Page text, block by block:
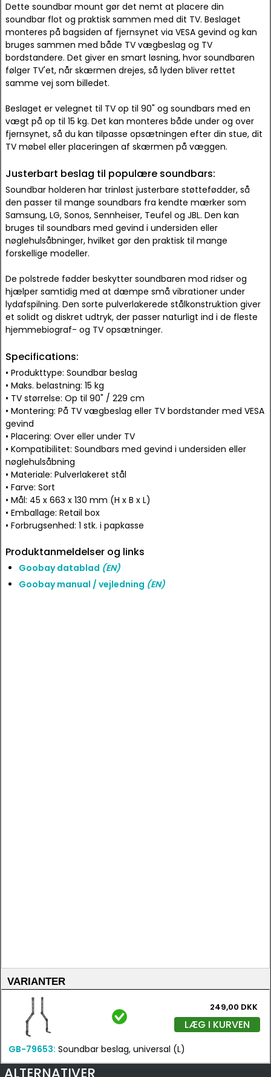
Dette soundbar mount gør det nemt at placere din
soundbar flot og praktisk sammen med dit TV. Beslaget
monteres på bagsiden af fjernsynet via VESA gevind og kan
bruges sammen med både TV vægbeslag og TV
bordstandere. Det giver en smart løsning, hvor soundbaren
følger TV'et, når skærmen drejes, så lyden bliver rettet
samme vej som billedet.
Beslaget er velegnet til TV op til 90" og soundbars med en
vægt på op til 15 kg. Det kan monteres både under og over
fjernsynet, så du kan tilpasse opsætningen efter din stue, dit
TV møbel eller placeringen af skærmen på væggen.
Justerbart beslag til populære soundbars:
Soundbar holderen har trinløst justerbare støttefødder, så
den passer til mange soundbars fra kendte mærker som
Samsung, LG, Sonos, Sennheiser, Teufel og JBL. Den kan
bruges til soundbars med gevind i undersiden eller
nøglehulsåbninger, hvilket gør den praktisk til mange
forskellige modeller.
De polstrede fødder beskytter soundbaren mod ridser og
hjælper samtidig med at dæmpe små vibrationer under
lydafspilning. Den sorte pulverlakerede stålkonstruktion giver
et solidt og diskret udtryk, der passer naturligt ind i de fleste
hjemmebiograf- og TV opsætninger.
Specifications:
• Produkttype: Soundbar beslag
• Maks. belastning: 15 kg
• TV størrelse: Op til 90" / 229 cm
• Montering: På TV vægbeslag eller TV bordstander med VESA
gevind
• Placering: Over eller under TV
• Kompatibilitet: Soundbars med gevind i undersiden eller
nøglehulsåbning
• Materiale: Pulverlakeret stål
• Farve: Sort
• Mål: 45 x 663 x 130 mm (H x B x L)
• Emballage: Retail box
• Forbrugsenhed: 1 stk. i papkasse
Produktanmeldelser og links
Goobay datablad (EN)
Goobay manual / vejledning (EN)
VARIANTER
249,00 DKK
LÆG I KURVEN
GB-79653: Soundbar beslag, universal (L)
ALTERNATIVER